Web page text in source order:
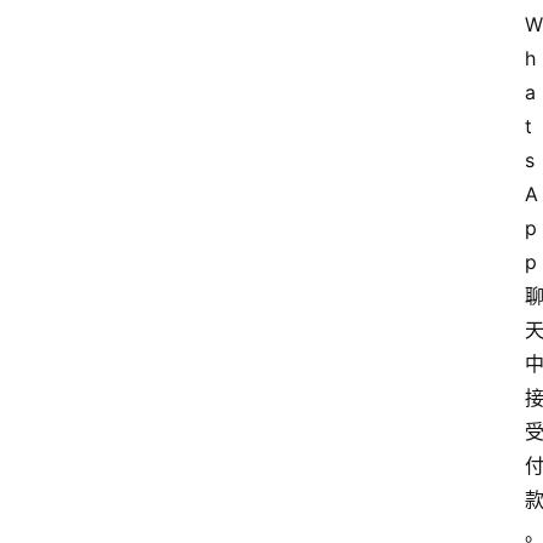
W
h
a
t
s
A
p
p
聊
天
中
接
受
付
款
。